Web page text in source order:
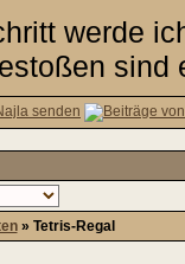
werde
sind
» Tetris-Regal